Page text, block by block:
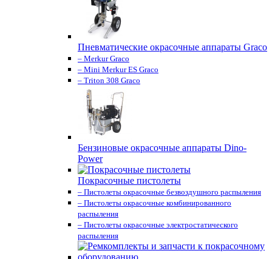
Пневматические окрасочные аппараты Graco
– Merkur Graco
– Mini Merkur ES Graco
– Triton 308 Graco
Бензиновые окрасочные аппараты Dino-
Power
Покрасочные пистолеты
– Пистолеты окрасочные безвоздушного распыления
– Пистолеты окрасочные комбинированного
распыления
– Пистолеты окрасочные электростатического
распыления